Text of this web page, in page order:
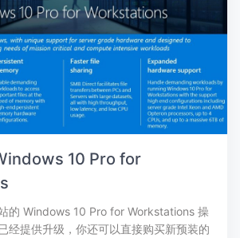
10 Pro for
的 Windows 10 Pro for Workstations 操
经提供升级，你还可以直接购买新预装的